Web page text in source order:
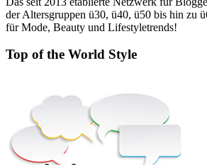
der Altersgruppen ü30, ü40, ü50 bis hin zu
für Mode, Beauty und Lifestyletrends!
Top of the World Style